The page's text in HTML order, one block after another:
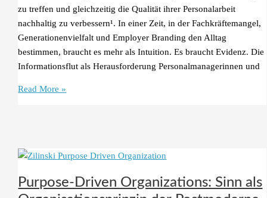
zu treffen und gleichzeitig die Qualität ihrer Personalarbeit
nachhaltig zu verbessern¹. In einer Zeit, in der Fachkräftemangel,
Generationenvielfalt und Employer Branding den Alltag
bestimmen, braucht es mehr als Intuition. Es braucht Evidenz. Die
Informationsflut als Herausforderung Personalmanagerinnen und
Faktenbasiertes
nicht
Read More »
Purpose-Driven Organizations: Sinn als